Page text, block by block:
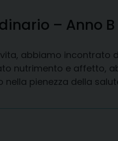
– Anno B
abbiamo incontrato
nutrimento e affetto,
pienezza della